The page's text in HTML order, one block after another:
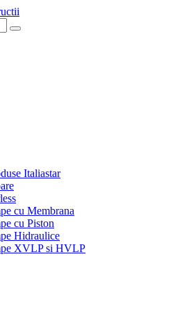
cu Membrana
cu Piston
Hidraulice
XVLP si HVLP